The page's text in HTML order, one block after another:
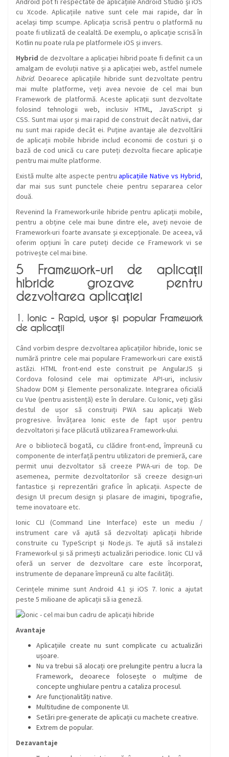
cu Xcode. Aplicațiile native sunt cele mai rapide, dar în
același timp scumpe. Aplicația scrisă pentru o platformă nu
poate fi utilizată de cealaltă. De exemplu, o aplicație scrisă în
Kotlin nu poate rula pe platformele iOS și invers.
Hybridde dezvoltare a aplicației hibrid poate fi definit ca un
amalgam de evoluții native și a aplicației web, astfel numele
hibrid. Deoarece aplicațiile hibride sunt dezvoltate pentru
mai multe platforme, veți avea nevoie de cel mai bun
Framework de platformă. Aceste aplicații sunt dezvoltate
folosind tehnologii web, inclusiv HTML, JavaScript și
CSS. Sunt mai ușor și mai rapid de construit decât nativii, dar
nu sunt mai rapide decât ei. Puține avantaje ale dezvoltării
de aplicații mobile hibride includ economii de costuri și o
bază de cod unică cu care puteți dezvolta fiecare aplicație
pentru mai multe platforme.
Există multe alte aspecte pentruaplicațiile Native vs Hybrid,
dar mai sus sunt punctele cheie pentru separarea celor
două.
Revenind la Framework-urile hibride pentru aplicații mobile,
pentru a obține cele mai bune dintre ele, aveți nevoie de
Framework-uri foarte avansate și excepționale. De aceea, vă
oferim opțiuni în care puteți decide ce Framework vi se
potrivește cel mai bine.
5 Framework-uri de aplicații
hibride grozave pentru
dezvoltarea aplicației
1. Ionic - Rapid, ușor și popular Framework
de aplicații
Când vorbim despre dezvoltarea aplicațiilor hibride, Ionic se
numără printre cele mai populare Framework-uri care există
astăzi. HTML front-end este construit pe AngularJS și
Cordova folosind cele mai optimizate API-uri, inclusiv
Shadow DOM și Elemente personalizate. Integrarea oficială
cu Vue (pentru asistență) este în derulare. Cu Ionic, veți găsi
destul de ușor să construiți PWA sau aplicații Web
progresive. Învățarea Ionic este de fapt ușor pentru
dezvoltatori și face plăcută utilizarea Framework-ului.
Are o bibliotecă bogată, cu clădire front-end, împreună cu
componente de interfață pentru utilizatori de premieră, care
permit unui dezvoltator să creeze PWA-uri de top. De
asemenea, permite dezvoltatorilor să creeze design-uri
fantastice și reprezentări grafice în aplicații. Aspecte de
design UI precum design și plasare de imagini, tipografie,
teme inovatoare etc.
Ionic CLI (Command Line Interface) este un mediu /
instrument care vă ajută să dezvoltați aplicații hibride
construite cu TypeScript și Node.js. Te ajută să instalezi
Framework-ul și să primești actualizări periodice. Ionic CLI vă
oferă un server de dezvoltare care este încorporat,
instrumente de depanare împreună cu alte facilități.
Cerințele minime sunt Android 4.1 și iOS 7. Ionic a ajutat
peste 5 milioane de aplicații să ia geneză.
Avantaje
Aplicațiile create nu sunt complicate cu actualizări
ușoare.
Nu va trebui să alocați ore prelungite pentru a lucra la
Framework, deoarece folosește o mulțime de
concepte unghiulare pentru a cataliza procesul.
Are funcționalități native.
Multitudine de componente UI.
Setări pre-generate de aplicații cu machete creative.
Extrem de popular.
Dezavantaje